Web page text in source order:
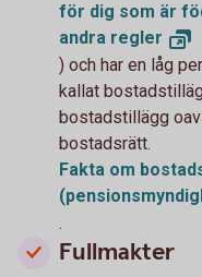
för dig som är
andra regler
) och har en låg
kallat
bostadstillägg
bostadsrätt.
Fakta om
.
Fullmakter